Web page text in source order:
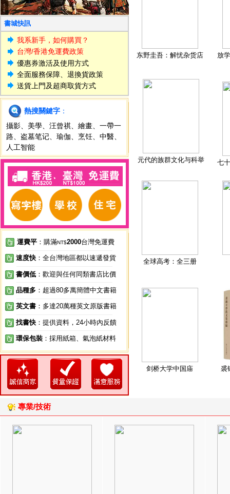
書城快訊
我系新手，如何購買？
台灣/香港免運費政策
優惠券激活及使用方式
全面服務保障、退換貨政策
送貨上門及超商取貨方式
熱搜關鍵字 ：
攝影
美學 汪曾祺 繪畫
一帶一
路
盗墓笔记 瑜伽 烹饪 中醫
人工智能
運費平 ：購滿NT$2000台灣免運費
速度快 ：全台灣地區都以速遞發貨
書價低 ：歡迎與任何同類書店比價
品種多 ：超過80多萬簡體中文書籍
英文書 ：多達20萬種英文原版書籍
找書快 ：提供資料，24小時內反饋
環保包裝 ：採用紙箱、氣泡紙材料
东野圭吾：解忧杂货店 放
元代的族群文化与科举 七
全球高考：全三册
剑桥大学中国庙 裘
專業/技術